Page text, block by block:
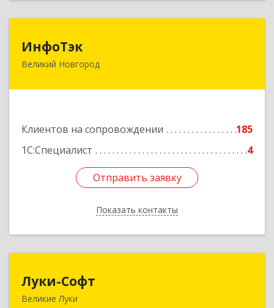
ИнфоТэк
Великий Новгород
Клиентов на сопровождении
185
1С:Специалист
4
Отправить заявку
Показать контакты
173003, Новгородская обл, Великий Новгород
Отправить заявку
Назад
Луки-Софт
Великие Луки182113, Псковская обл, Великие Луки г,